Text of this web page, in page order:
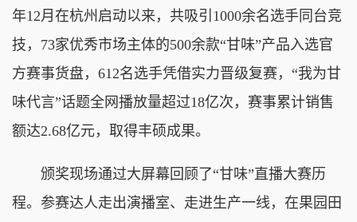
年12月在杭州启动以来，共吸引1000余名选手同台竞
技，73家优秀市场主体的500余款“甘味”产品入选官
方赛事货盘，612名选手凭借实力晋级复赛，“我为甘
味代言”话题全网播放量超过18亿次，赛事累计销售
额达2.68亿元，取得丰硕成果。
颁奖现场通过大屏幕回顾了“甘味”直播大赛历
程。参赛达人走出演播室、走进生产一线，在果园田